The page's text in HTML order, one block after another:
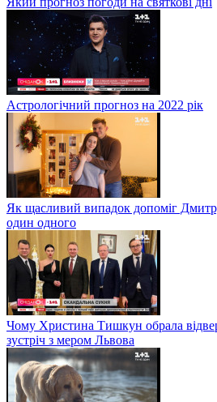
Астрологічний прогноз на 2022 рік
Як щасливий випадок допоміг
один одного
Чому Христина Тишкун обрала
зустріч з мером Львова